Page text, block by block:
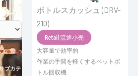
リー
ブカテ
ボトルスカッシュ (DRV-
210)
Retail 流通小売
大容量で効率的
作業の手間を軽くするペットボ
トル回収機